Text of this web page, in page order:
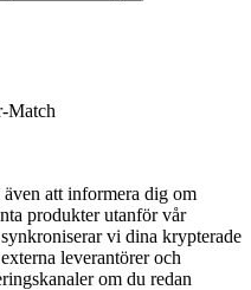
Match
att informera dig om
produkter utanför vår
vi dina krypterade
leverantörer och
om du redan